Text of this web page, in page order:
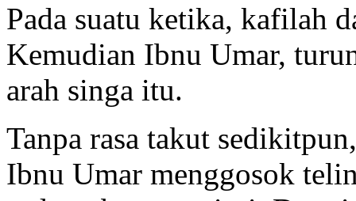
Pada suatu ketika, kafilah
Kemudian Ibnu Umar,
arah singa itu.
Tanpa rasa takut
Ibnu Umar menggosok